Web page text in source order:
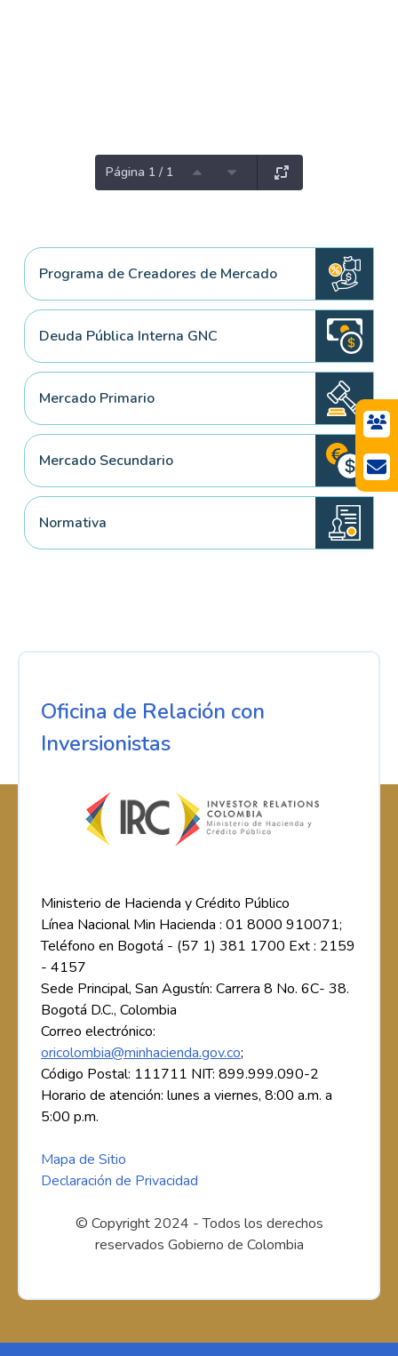
Página 1 / 1
Programa de Creadores de Mercado
Deuda Pública Interna GNC
Mercado Primario
Mercado Secundario
Normativa
Oficina de Relación con
Inversionistas
Ministerio de Hacienda y Crédito Público
Línea Nacional Min Hacienda : 01 8000 910071;
Teléfono en Bogotá - (57 1) 381 1700 Ext : 2159
- 4157
Sede Principal, San Agustín: Carrera 8 No. 6C- 38.
Bogotá D.C., Colombia
Correo electrónico:
oricolombia@minhacienda.gov.co;
Código Postal: 111711 NIT: 899.999.090-2
Horario de atención: lunes a viernes, 8:00 a.m. a
5:00 p.m.
Mapa de Sitio
Declaración de Privacidad
© Copyright 2024 - Todos los derechos
reservados Gobierno de Colombia